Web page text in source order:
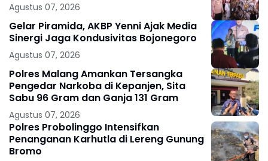
Agustus 07, 2026
Gelar Piramida, AKBP Yenni Ajak Media
Sinergi Jaga Kondusivitas Bojonegoro
Agustus 07, 2026
Polres Malang Amankan Tersangka
Pengedar Narkoba di Kepanjen, Sita
Sabu 96 Gram dan Ganja 131 Gram
Agustus 07, 2026
Polres Probolinggo Intensifkan
Penanganan Karhutla di Lereng Gunung
Bromo